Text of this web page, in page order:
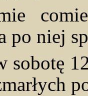
po niej
sobotę